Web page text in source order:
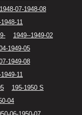
1948-07-1948-08
11
1949--1949-02
1949-05
1949-08
11
195-1950 S
04